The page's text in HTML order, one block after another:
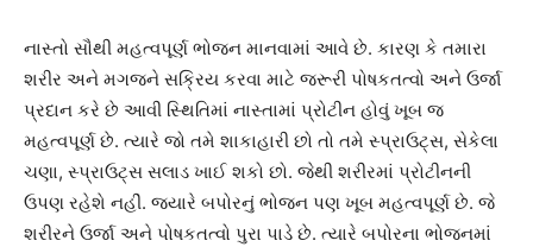
નાસ્તો સૌથી મહત્વપૂર્ણ ભોજન માનવામાં આવે છે. કારણ કે તમારા
શરીર અને મગજને સક્રિય કરવા માટે જરૂરી પોષકતત્વો અને ઉર્જા
પ્રદાન કરે છે આવી સ્થિતિમાં નાસ્તામાં પ્રોટીન હોવું ખૂબ જ
મહત્વપૂર્ણ છે. ત્યારે જો તમે શાકાહારી છો તો તમે સ્પ્રાઉટ્સ, સેકેલા
ચણા, સ્પ્રાઉટ્સ સલાડ ખાઈ શકો છો. જેથી શરીરમાં પ્રોટીનની
ઉપણ રહેશે નહીં. જ્યારે બપોરનું ભોજન પણ ખૂબ મહત્વપૂર્ણ છે. જે
શરીરને ઉર્જા અને પોષકતત્વો પુરા પાડે છે. ત્યારે બપોરના ભોજનમાં